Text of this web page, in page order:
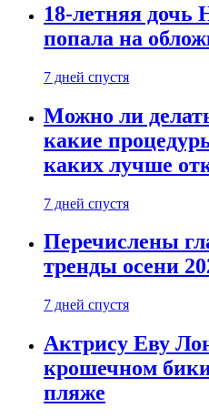
18-летняя
попала на
7 дней спустя
Можно ли
какие
каких лучше
7 дней спустя
Перечислены
тренды осени
7 дней спустя
Актрису Еву
крошечном
пляже